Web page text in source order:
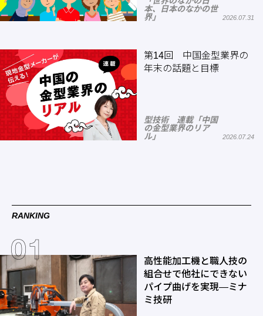
本、日本のなかの世
界」
2026.07.31
第14回 中国金型業界の
年末の話題と目標
型技術 連載「中国
の金型業界のリア
ル」
2026.07.24
RANKING
高性能加工機と職人技の
組合せで他社にできない
パイプ曲げを実現―ミナ
ミ技研